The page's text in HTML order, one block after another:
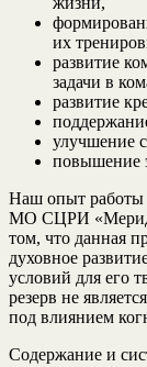
их
развитие
задачи в
развитие
улучшение
повышение
Наш опыт работы
МО СЦРИ
том, что данная
духовное
условий для его
резерв не
под влиянием
Содержание и